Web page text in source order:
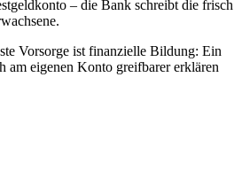
– die Bank schreibt die frisch
Vorsorge ist finanzielle Bildung: Ein
am eigenen Konto greifbarer erklären